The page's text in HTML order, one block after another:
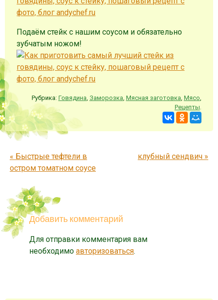
Подаём стейк с нашим соусом и обязательно
зубчатым ножом!
Рубрика: Говядина Заморозка Мясная заготовка Мясо
Рецепты
Запись навигация
« Быстрые тефтели в
остром томатном соусе
клубный сендвич »
Добавить комментарий
Для отправки комментария вам
необходимо авторизоваться.